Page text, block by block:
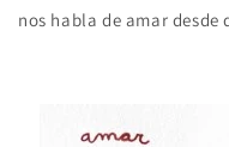
nos habla de amar